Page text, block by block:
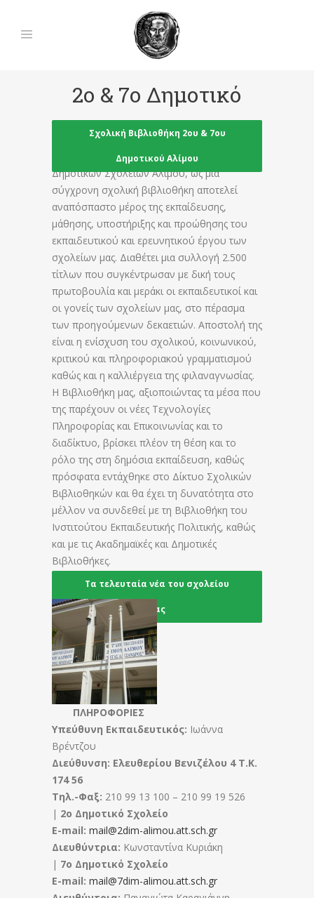
2ο & 7ο Δημοτικό
Σχολική Βιβλιοθήκη 2ου & 7ου
Δημοτικού Αλίμου
Η σχολική βιβλιοθήκη του 2ου και 7ου
Δημοτικών Σχολείων Αλίμου, ως μια
σύγχρονη σχολική βιβλιοθήκη αποτελεί
αναπόσπαστο μέρος της εκπαίδευσης,
μάθησης, υποστήριξης και προώθησης του
εκπαιδευτικού και ερευνητικού έργου των
σχολείων μας. Διαθέτει μια συλλογή 2.500
τίτλων που συγκέντρωσαν με δική τους
πρωτοβουλία και μεράκι οι εκπαιδευτικοί και
οι γονείς των σχολείων μας, στο πέρασμα
των προηγούμενων δεκαετιών. Αποστολή της
είναι η ενίσχυση του σχολικού, κοινωνικού,
κριτικού και πληροφοριακού γραμματισμού
καθώς και η καλλιέργεια της φιλαναγνωσίας.
Η Βιβλιοθήκη μας, αξιοποιώντας τα μέσα που
της παρέχουν οι νέες Τεχνολογίες
Πληροφορίας και Επικοινωνίας και το
διαδίκτυο, βρίσκει πλέον τη θέση και το
ρόλο της στη δημόσια εκπαίδευση, καθώς
πρόσφατα εντάχθηκε στο Δίκτυο Σχολικών
Βιβλιοθηκών και θα έχει τη δυνατότητα στο
μέλλον να συνδεθεί με τη Βιβλιοθήκη του
Ινστιτούτου Εκπαιδευτικής Πολιτικής, καθώς
και με τις Ακαδημαϊκές και Δημοτικές
Βιβλιοθήκες.
Τα τελευταία νέα του σχολείου
μας
09
Jun
Έκθεση Βιβλίου σε
2ο & 7ο Δημοτικό
ΠΛΗΡΟΦΟΡΙΕΣ
Υπεύθυνη Εκπαιδευτικός: Ιωάννα
Βρέντζου
Διεύθυνση: Ελευθερίου Βενιζέλου 4 T.K.
174 56
Τηλ.-Φαξ: 210 99 13 100 – 210 99 19 526
| 2ο Δημοτικό Σχολείο
E-mail: mail@2dim-alimou.att.sch.gr
Διευθύντρια: Κωνσταντίνα Κυριάκη
| 7ο Δημοτικό Σχολείο
E-mail: mail@7dim-alimou.att.sch.gr